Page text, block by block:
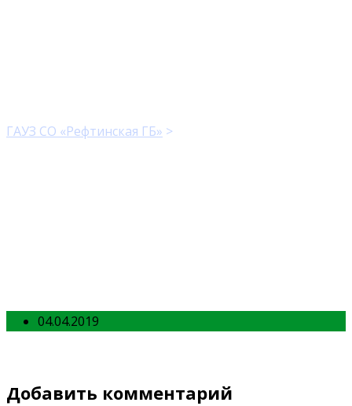
ГАУЗ СО «Рефтинская ГБ» >
04.04.2019
Добавить комментарий